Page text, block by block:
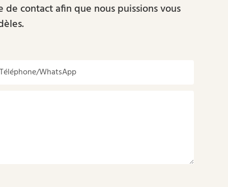
contact afin que nous puissions vous
Téléphone/WhatsApp